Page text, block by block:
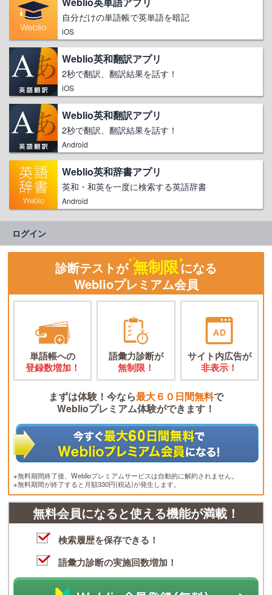
自分だけの単語帳で英単語を暗記
iOS
Weblio英和翻訳アプリ
2秒で翻訳、翻訳結果を話す！
iOS
Weblio英和翻訳アプリ
2秒で翻訳、翻訳結果を話す！
Android
Weblio英和辞書アプリ
英和・和英を一度に検索する英語辞書
Android
ログイン
診断テストが 無制限になる
Weblioプレミアム会員
単語帳への
登録数増加！
語彙力診断が
無制限！
サイト内広告が
非表示！
まずは体験！今なら最大６０日間無料で
Weblioプレミアム体験ができます！
※無料期間終了後、Weblioプレミアムサービスは自動的に解約されません。
※無料期間が終了すると月額330円(税込)が発生します。
無料会員になると使える機能が満載！
検索履歴を保存できる！
語彙力診断の実施回数増加！